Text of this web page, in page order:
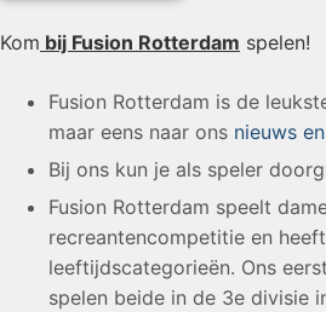
Kom bij Fusion Rotterdam spelen!
Fusion Rotterdam is de
maar eens naar ons nieuws
Bij ons kun je als speler
Fusion Rotterdam speelt
recreantencompetitie en
leeftijdscategorieën. Ons
spelen beide in de 3e divisie